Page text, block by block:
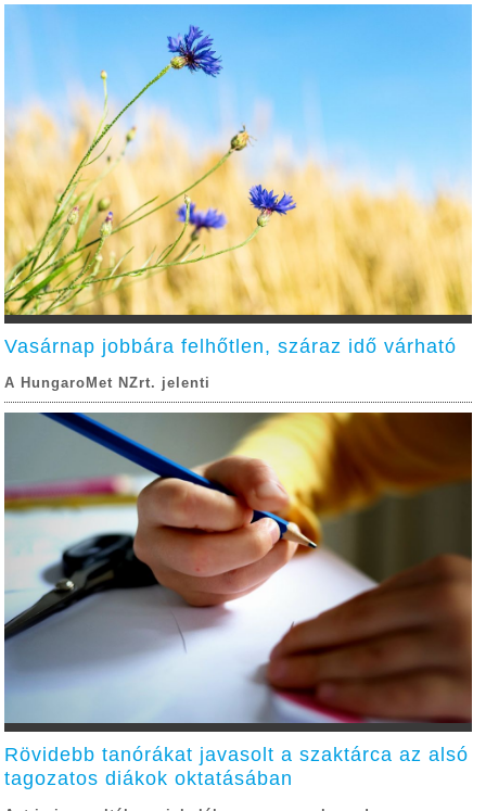
Vasárnap jobbára felhőtlen, száraz idő várható
A HungaroMet NZrt. jelenti
Rövidebb tanórákat javasolt a szaktárca az alsó
tagozatos diákok oktatásában